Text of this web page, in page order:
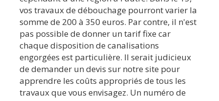
vos travaux de débouchage pourront varier la
somme de 200 à 350 euros. Par contre, il n'est
pas possible de donner un tarif fixe car
chaque disposition de canalisations
engorgées est particulière. Il serait judicieux
de demander un devis sur notre site pour
apprendre les coûts appropriés de tous les
travaux que vous envisagez. Un numéro de